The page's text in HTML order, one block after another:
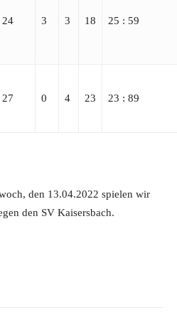
24 3 3 18 25 : 59
27 0 4 23 23 : 89
den 13.04.2022 spielen wir
den SV Kaisersbach.